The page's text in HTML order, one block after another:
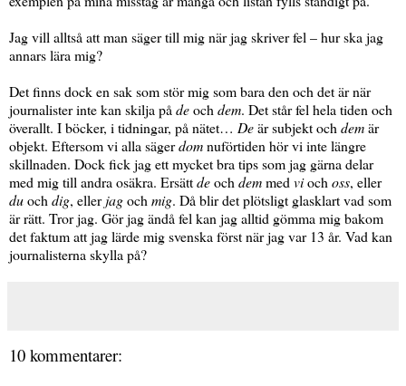
Jag vill alltså att man säger till mig när jag skriver fel – hur ska jag
annars lära mig?
Det finns dock en sak som stör mig som bara den och det är när
journalister inte kan skilja på deoch dem. Det står fel hela tiden och
överallt. I böcker, i tidningar, på nätet… Deär subjekt och demär
objekt. Eftersom vi alla sägerdomnuförtiden hör vi inte längre
skillnaden. Dock fick jag ett mycket bra tips som jag gärna delar
med mig till andra osäkra. Ersättdeoch demmed vioch oss, eller
duoch dig, ellerjagoch mig. Då blir det plötsligt glasklart vad som
är rätt. Tror jag. Gör jag ändå fel kan jag alltid gömma mig bakom
det faktum att jag lärde mig svenska först när jag var 13 år. Vad kan
journalisterna skylla på?
10 kommentarer: